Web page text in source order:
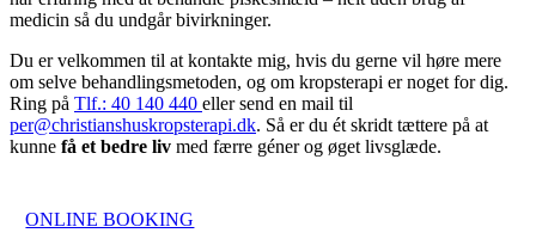
medicin så du undgår bivirkninger.
Du er velkommen til at kontakte mig, hvis du gerne vil høre mere
om selve behandlingsmetoden, og om kropsterapi er noget for dig.
Ring på Tlf.: 40 140 440 eller send en mail til
per@christianshuskropsterapi.dk. Så er du ét skridt tættere på at
kunne få et bedre liv med færre géner og øget livsglæde.
ONLINE BOOKING